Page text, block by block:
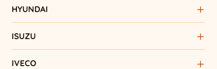
HYUNDAI
ISUZU
IVECO